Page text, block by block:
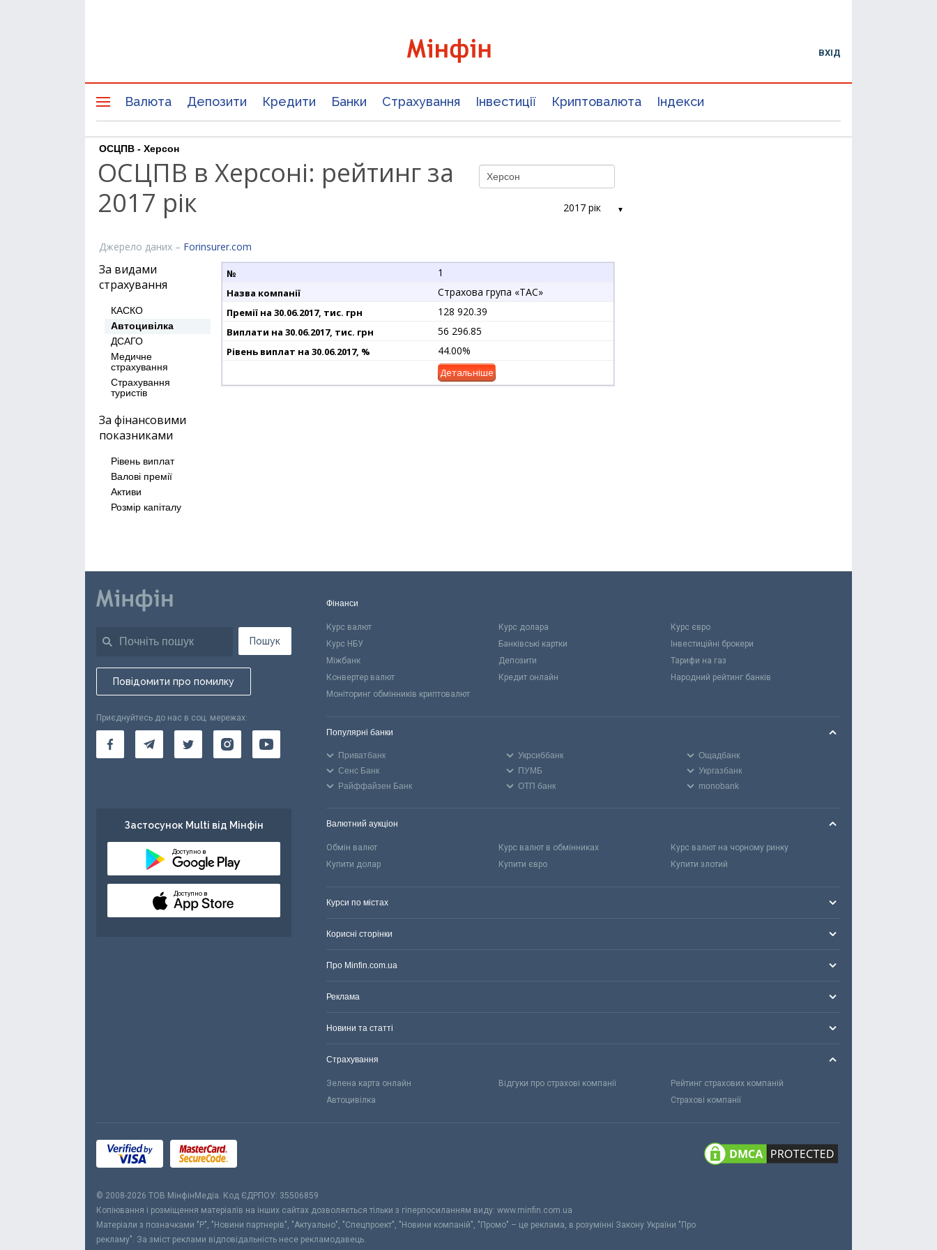
ВХІД
Валюта Депозити Кредити Банки Страхування Інвестиції Криптовалюта Індекси
ОСЦПВ - Херсон
ОСЦПВ в Херсоні: рейтинг за
2017 рік
2017 рік
Джерело даних – Forinsurer.com
За видами
страхування
КАСКО
Автоцивілка
ДСАГО
Медичне
страхування
Страхування
туристів
За фінансовими
показниками
Рівень виплат
Валові премії
Активи
Розмір капіталу
1
Страхова група «ТАС»
128 920.39
56 296.85
44.00%
Детальніше
Пошук
Повідомити про помилку
Приєднуйтесь до нас в соц. мережах:
Застосунок Multi від Мінфін
Доступно в
Доступно в
Фінанси
Курс валют Курс долара
Курс євро
Курс НБУ
Банківські картки
Інвестиційні брокери
Міжбанк
Депозити
Тарифи на газ
Конвертер валют
Кредит онлайн
Народний рейтинг банків
Моніторинг обмінників криптовалют
Популярні банки
Приватбанк Укрсиббанк
Ощадбанк
Сенс Банк
ПУМБ
Укргазбанк
Райффайзен Банк
ОТП банк monobank
Валютний аукціон
Обмін валют Курс валют в обмінниках
Курс валют на чорному ринку
Купити долар
Купити євро Купити злотий
Курси по містах
Корисні сторінки
Про Minfin.com.ua
Реклама
Новини та статті
Страхування
Зелена карта онлайн Відгуки про страхові компанії
Рейтинг страхових компаній
Автоцивілка
Страхові компанії
© 2008-2026 ТОВ МiнфiнМедiа. Код ЄДРПОУ: 35506859
Копіювання і розміщення матеріалів на інших сайтах дозволяється тільки з гіперпосиланням виду: www.minfin.com.ua
Матеріали з позначками "Р", "Новини партнерів", "Актуально", "Спецпроект", "Новини компаній", "Промо" – це реклама, в розумінні Закону України "Про
рекламу". За зміст реклами відповідальність несе рекламодавець.